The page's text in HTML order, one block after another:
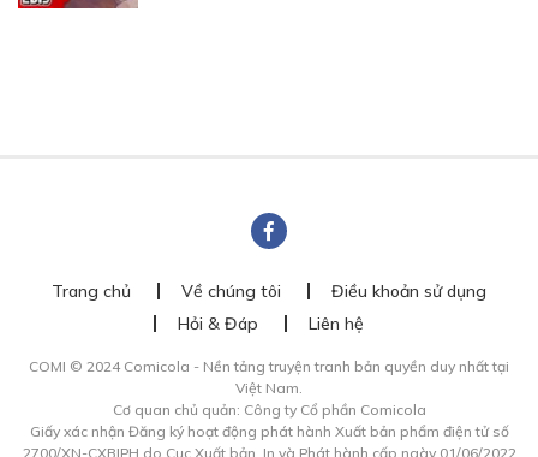
Trang chủ Về chúng tôi
Điều khoản sử dụng
Hỏi & Đáp
Liên hệ
COMI © 2024 Comicola - Nền tảng truyện tranh bản quyền duy nhất tại
Việt Nam.
Cơ quan chủ quản: Công ty Cổ phần Comicola
Giấy xác nhận Đăng ký hoạt động phát hành Xuất bản phẩm điện tử số
2700/XN-CXBIPH do Cục Xuất bản, In và Phát hành cấp ngày 01/06/2022